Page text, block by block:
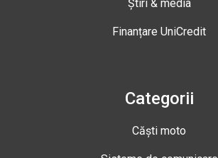
Știri & media
Finanțare UniCredit
Categorii
Căști moto